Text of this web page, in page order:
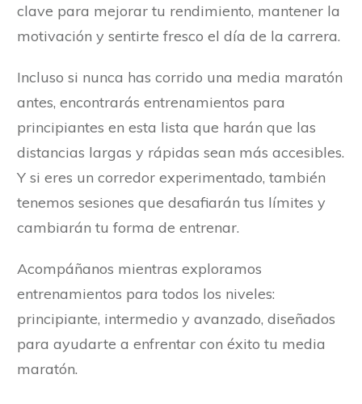
clave para mejorar tu rendimiento, mantener la
motivación y sentirte fresco el día de la carrera.
Incluso si nunca has corrido una media maratón
antes, encontrarás entrenamientos para
principiantes en esta lista que harán que las
distancias largas y rápidas sean más accesibles.
Y si eres un corredor experimentado, también
tenemos sesiones que desafiarán tus límites y
cambiarán tu forma de entrenar.
Acompáñanos mientras exploramos
entrenamientos para todos los niveles:
principiante, intermedio y avanzado, diseñados
para ayudarte a enfrentar con éxito tu media
maratón.